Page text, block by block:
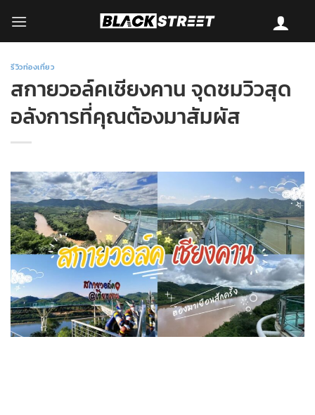
content
รีวิวท่องเที่ยว
สกายวอล์คเชียงคาน จุดชมวิวสุด
อลังการที่คุณต้องมาสัมผัส